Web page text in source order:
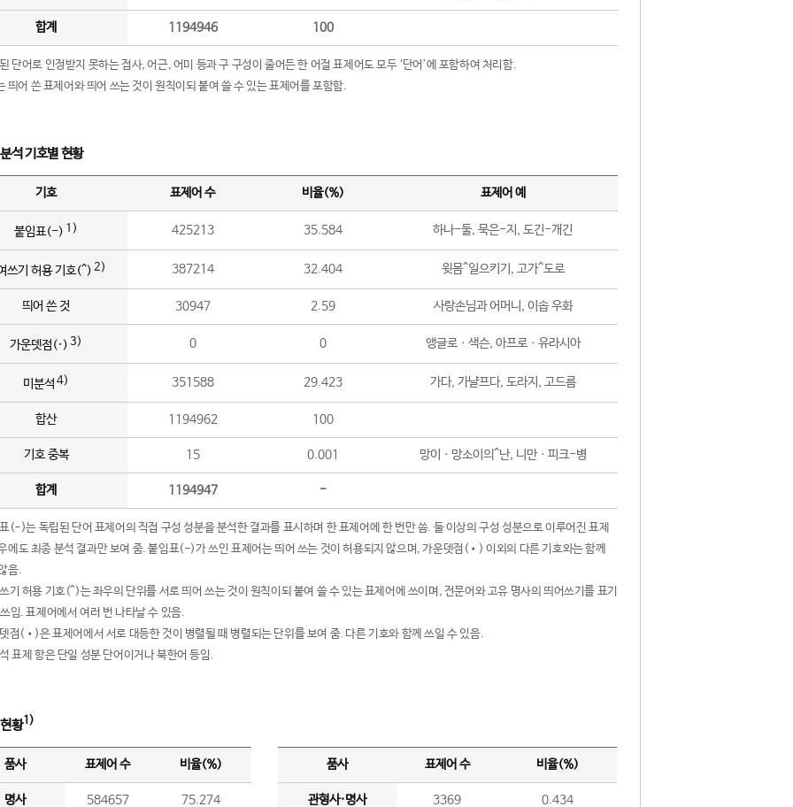
합계 1194946 100
단어로 인정받지 못하는 접사, 어근, 어미 등과 구 구성이 줄어든 한 어절 표제어도 모두 ‘단어’에 포함하여 처리함.
띄어 쓴 표제어와 띄어 쓰는 것이 원칙이되 붙여 쓸 수 있는 표제어를 포함함.
석 기호별 현황
기호 표제어 수 비율(%) 표제어 예
붙임표(-) 1) 425213 35.584 하나-둘, 묵은-지, 도긴-개긴
쓰기 허용 기호(^) 2) 387214 32.404 윗몸^일으키기, 고가^도로
띄어 쓴 것 30947 2.59 사랑손님과 어머니, 이솝 우화
가운뎃점(·) 3) 0 0 앵글로ㆍ색슨, 아프로ㆍ유라시아
미분석 4) 351588 29.423 가다, 가냘프다, 도라지, 고드름
합산 1194962 100
기호 중복 15 0.001 망이ㆍ망소이의^난, 니만ㆍ피크-병
합계 1194947 -
(-)는 독립된 단어 표제어의 직접 구성 성분을 분석한 결과를 표시하며 한 표제어에 한 번만 씀. 둘 이상의 구성 성분으로 이루어진 표제
에도 최종 분석 결과만 보여 줌. 붙임표(-)가 쓰인 표제어는 띄어 쓰는 것이 허용되지 않으며, 가운뎃점(•) 이외의 다른 기호와는 함께
음.
기 허용 기호(^)는 좌우의 단위를 서로 띄어 쓰는 것이 원칙이되 붙여 쓸 수 있는 표제어에 쓰이며, 전문어와 고유 명사의 띄어쓰기를 표기
임. 표제어에서 여러 번 나타날 수 있음.
점(•)은 표제어에서 서로 대등한 것이 병렬될 때 병렬되는 단위를 보여 줌. 다른 기호와 함께 쓰일 수 있음.
표제 항은 단일 성분 단어이거나 북한어 등임.
황1)
품사 표제어 수 비율(%)
명사 584657 75.274
품사 표제어 수 비율(%)
관형사·명사 3369 0.434